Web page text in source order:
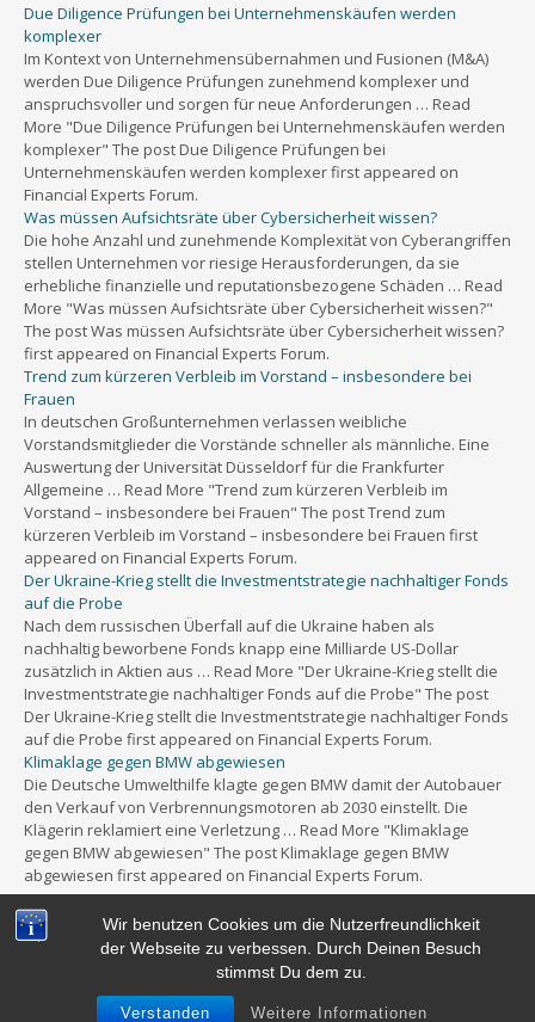
Wir benutzen Cookies um die Nutzerfreundlichkeit
der Webseite zu verbessen. Durch Deinen Besuch
stimmst Du dem zu.
Verstanden Weitere Informationen
Due Diligence Prüfungen bei Unternehmenskäufen werden
komplexer
Im Kontext von Unternehmensübernahmen und Fusionen (M&A)
werden Due Diligence Prüfungen zunehmend komplexer und
anspruchsvoller und sorgen für neue Anforderungen … Read
More "Due Diligence Prüfungen bei Unternehmenskäufen werden
komplexer" The post Due Diligence Prüfungen bei
Unternehmenskäufen werden komplexer first appeared on
Financial Experts Forum.
Was müssen Aufsichtsräte über Cybersicherheit wissen?
Die hohe Anzahl und zunehmende Komplexität von Cyberangriffen
stellen Unternehmen vor riesige Herausforderungen, da sie
erhebliche finanzielle und reputationsbezogene Schäden … Read
More "Was müssen Aufsichtsräte über Cybersicherheit wissen?"
The post Was müssen Aufsichtsräte über Cybersicherheit wissen?
first appeared on Financial Experts Forum.
Trend zum kürzeren Verbleib im Vorstand – insbesondere bei
Frauen
In deutschen Großunternehmen verlassen weibliche
Vorstandsmitglieder die Vorstände schneller als männliche. Eine
Auswertung der Universität Düsseldorf für die Frankfurter
Allgemeine … Read More "Trend zum kürzeren Verbleib im
Vorstand – insbesondere bei Frauen" The post Trend zum
kürzeren Verbleib im Vorstand – insbesondere bei Frauen first
appeared on Financial Experts Forum.
Der Ukraine-Krieg stellt die Investmentstrategie nachhaltiger Fonds
auf die Probe
Nach dem russischen Überfall auf die Ukraine haben als
nachhaltig beworbene Fonds knapp eine Milliarde US-Dollar
zusätzlich in Aktien aus … Read More "Der Ukraine-Krieg stellt die
Investmentstrategie nachhaltiger Fonds auf die Probe" The post
Der Ukraine-Krieg stellt die Investmentstrategie nachhaltiger Fonds
auf die Probe first appeared on Financial Experts Forum.
Klimaklage gegen BMW abgewiesen
Die Deutsche Umwelthilfe klagte gegen BMW damit der Autobauer
den Verkauf von Verbrennungsmotoren ab 2030 einstellt. Die
Klägerin reklamiert eine Verletzung … Read More "Klimaklage
gegen BMW abgewiesen" The post Klimaklage gegen BMW
abgewiesen first appeared on Financial Experts Forum.
Powered byWordPress&Portfolio.